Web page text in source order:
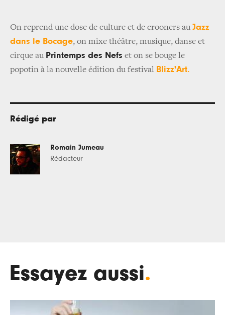
On reprend une dose de culture et de crooners au Jazz
dans le Bocage, on mixe théâtre, musique, danse et
cirque au Printemps des Nefs et on se bouge le
popotin à la nouvelle édition du festival Blizz'Art.
Rédigé par
Romain Jumeau
Rédacteur
Essayez aussi.